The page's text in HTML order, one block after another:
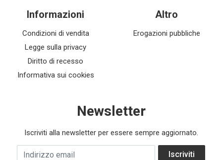
Informazioni
Condizioni di vendita
Legge sulla privacy
Diritto di recesso
Informativa sui cookies
Altro
Erogazioni pubbliche
Newsletter
Iscriviti alla newsletter per essere sempre aggiornato.
Indirizzo email Iscriviti